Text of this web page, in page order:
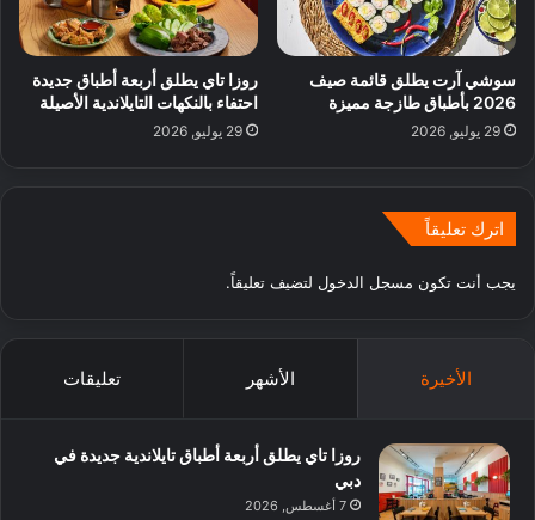
سوشي آرت يطلق قائمة صيف
2026 بأطباق طازجة مميزة
29 يوليو, 2026
روزا تاي يطلق أربعة أطباق جديدة
احتفاء بالنكهات التايلاندية الأصيلة
29 يوليو, 2026
اترك تعليقاً
يجب أنت تكون مسجل الدخول لتضيف تعليقاً.
الأخيرة الأشهر تعليقات
روزا تاي يطلق أربعة أطباق تايلاندية جديدة في
دبي
7 أغسطس, 2026